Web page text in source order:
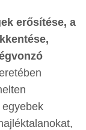
erősítése, a